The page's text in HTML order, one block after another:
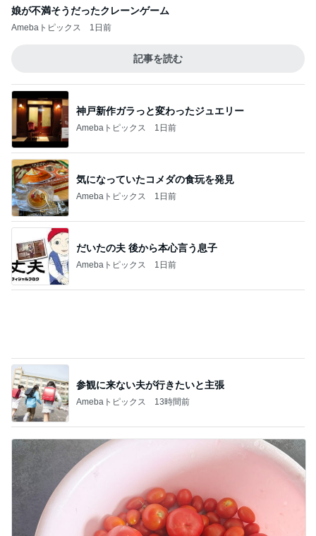
娘が不満そうだったクレーンゲーム
Amebaトピックス 1日前
記事を読む
神戸新作ガラっと変わったジュエリー
Amebaトピックス 1日前
気になっていたコメダの食玩を発見
Amebaトピックス 1日前
だいたの夫 後から本心言う息子
Amebaトピックス 1日前
参観に来ない夫が行きたいと主張
Amebaトピックス 13時間前